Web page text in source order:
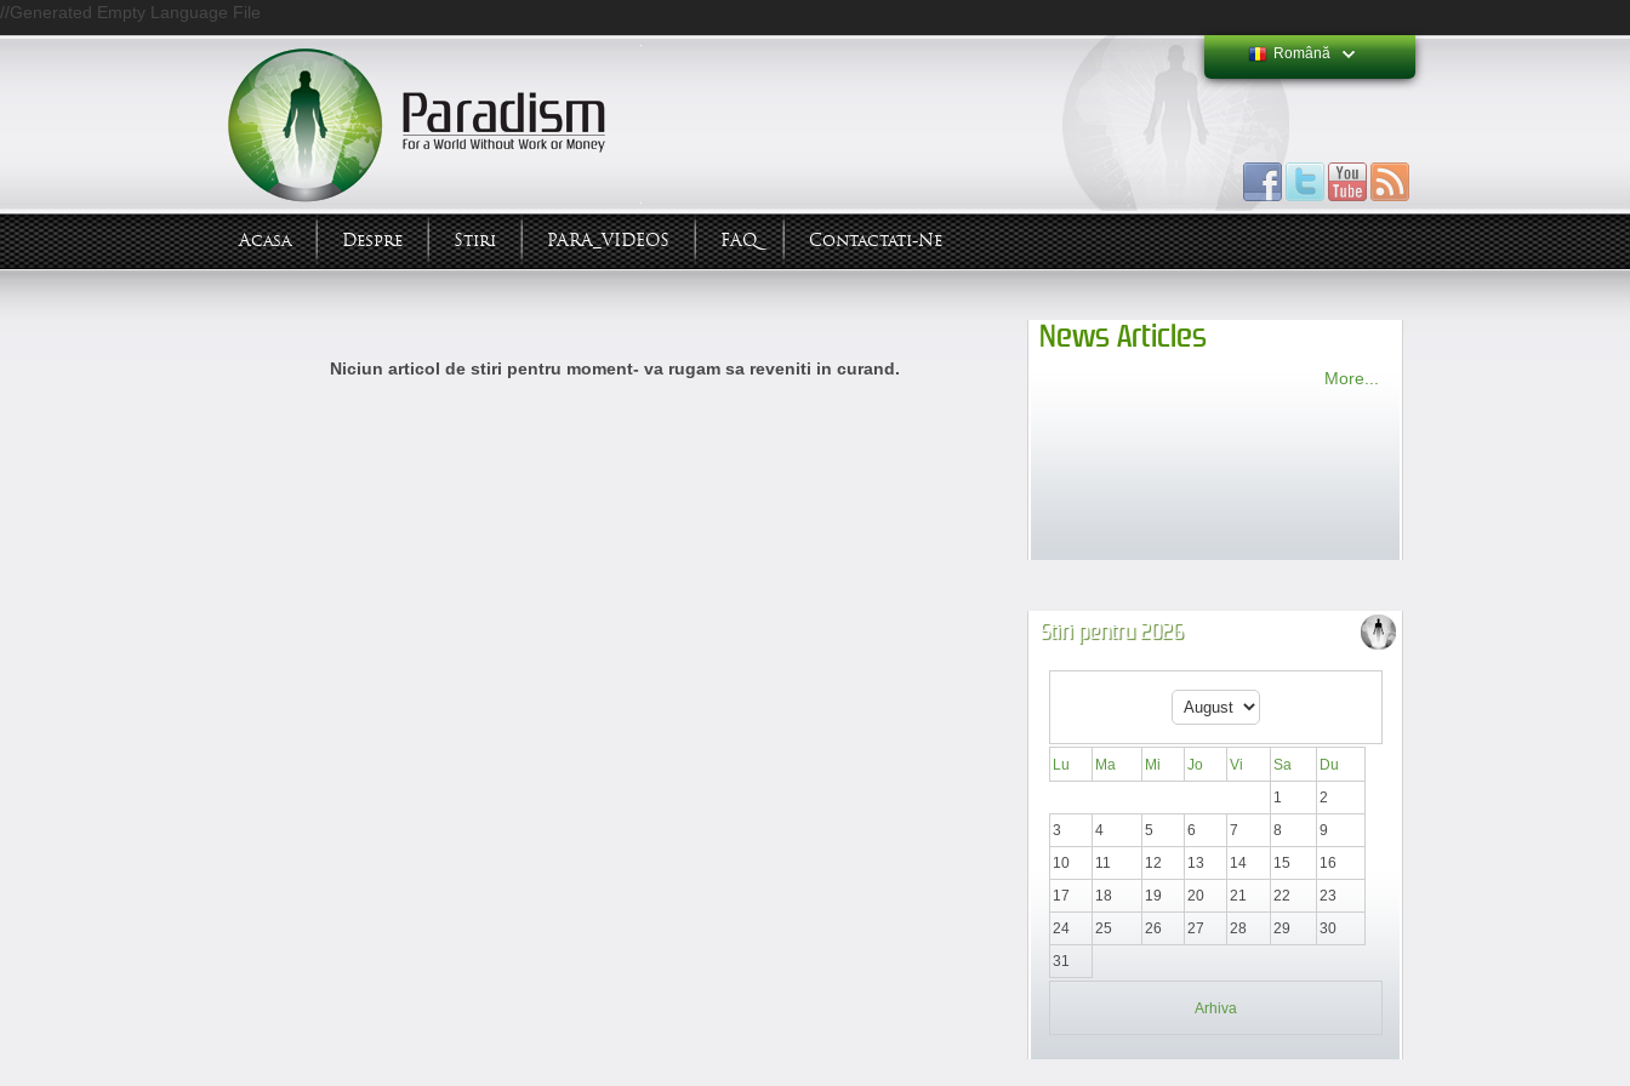
//Generated Empty Language File
Română
Acasa Despre Stiri PARA_VIDEOS FAQ Contactati-Ne
Niciun articol de stiri pentru moment- va rugam sa reveniti in curand.
News Articles
More...
Stiri pentru 2026
Lu Ma Mi Jo Vi Sa
Du
1
2
3
4 5 6 7 8
9
10
11 12 13 14 15
16
17
18 19 20 21 22
23
24
25 26 27 28 29
30
31
Arhiva